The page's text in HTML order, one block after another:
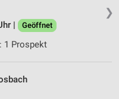
❯
|
Geöffnet
1 Prospekt